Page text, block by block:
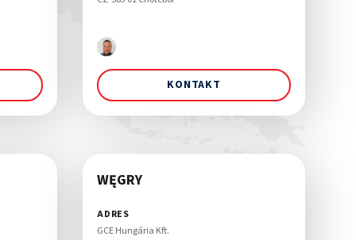
KONTAKT
WĘGRY
ADRES
GCE Hungária Kft.